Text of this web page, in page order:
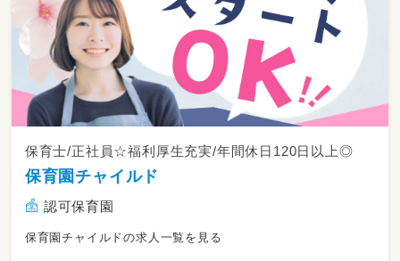
保育士/正社員☆福利厚生充実/年間休日120日以上◎
保育園チャイルド
認可保育園
保育園チャイルドの求人一覧を見る